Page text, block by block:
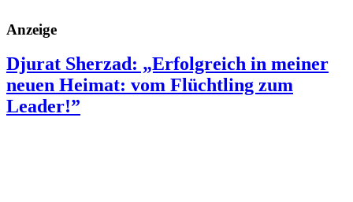
Anzeige
Djurat Sherzad: „Erfolgreich in meiner
neuen Heimat: vom Flüchtling zum
Leader!”